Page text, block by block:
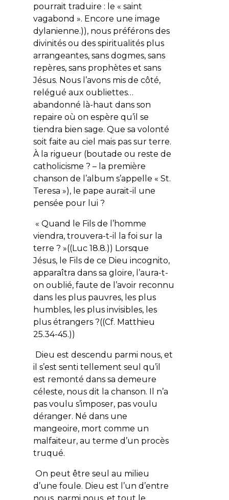
pourrait traduire : le « saint
vagabond ». Encore une image
dylanienne.)), nous préférons des
divinités ou des spiritualités plus
arrangeantes, sans dogmes, sans
repères, sans prophètes et sans
Jésus. Nous l’avons mis de côté,
relégué aux oubliettes…
abandonné là-haut dans son
repaire où on espère qu’il se
tiendra bien sage. Que sa volonté
soit faite au ciel mais pas sur terre.
À la rigueur (boutade ou reste de
catholicisme ? – la première
chanson de l’album s’appelle « St.
Teresa »), le pape aurait-il une
pensée pour lui ?
« Quand le Fils de l’homme
viendra, trouvera-t-il la foi sur la
terre ? »((Luc 18.8.)) Lorsque
Jésus, le Fils de ce Dieu incognito,
apparaîtra dans sa gloire, l’aura-t-
on oublié, faute de l’avoir reconnu
dans les plus pauvres, les plus
humbles, les plus invisibles, les
plus étrangers ?((Cf. Matthieu
25.34-45.))
Dieu est descendu parmi nous, et
il s’est senti tellement seul qu’il
est remonté dans sa demeure
céleste, nous dit la chanson. Il n’a
pas voulu s’imposer, pas voulu
déranger. Né dans une
mangeoire, mort comme un
malfaiteur, au terme d’un procès
truqué.
On peut être seul au milieu
d’une foule. Dieu est l’un d’entre